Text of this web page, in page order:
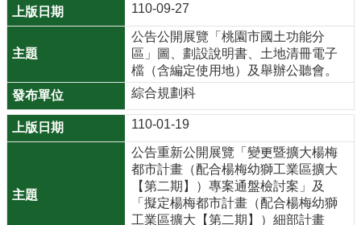
畫
回
頁
網
站
110-09-27
公告公開展覽「桃園市國土功能分
區」圖、劃設說明書、土地清冊電子
檔（含編定使用地）及舉辦公聽會。
綜合規劃科
110-01-19
公告重新公開展覽「變更暨擴大楊梅
都市計畫（配合楊梅幼獅工業區擴大
【第二期】）專案通盤檢討案」及
「擬定楊梅都市計畫（配合楊梅幼獅
工業區擴大【第二期】）細部計畫